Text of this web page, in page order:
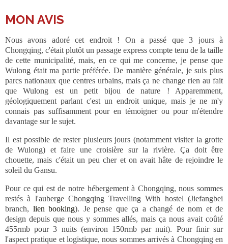
MON AVIS
Nous avons adoré cet endroit ! On a passé que 3 jours à
Chongqing, c'était plutôt un passage express compte tenu de la taille
de cette municipalité, mais, en ce qui me concerne, je pense que
Wulong était ma partie préférée. De manière générale, je suis plus
parcs nationaux que centres urbains, mais ça ne change rien au fait
que Wulong est un petit bijou de nature ! Apparemment,
géologiquement parlant c'est un endroit unique, mais je ne m'y
connais pas suffisamment pour en témoigner ou pour m'étendre
davantage sur le sujet.
Il est possible de rester plusieurs jours (notamment visiter la grotte
de Wulong) et faire une croisière sur la rivière. Ça doit être
chouette, mais c'était un peu cher et on avait hâte de rejoindre le
soleil du Gansu.
Pour ce qui est de notre hébergement à Chongqing, nous sommes
restés à l'auberge Chongqing Travelling With hostel (Jiefangbei
branch, lien booking). Je pense que ça a changé de nom et de
design depuis que nous y sommes allés, mais ça nous avait coûté
455rmb pour 3 nuits (environ 150rmb par nuit). Pour finir sur
l'aspect pratique et logistique, nous sommes arrivés à Chongqing en